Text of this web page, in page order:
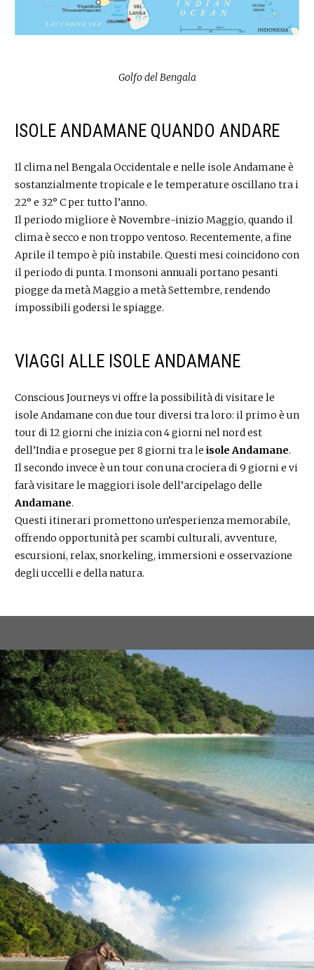
Golfo del Bengala
ISOLE ANDAMANE QUANDO ANDARE
Il clima nel Bengala Occidentale e nelle isole Andamane è
sostanzialmente tropicale e le temperature oscillano tra i
22° e 32° C per tutto l’anno.
Il periodo migliore è Novembre-inizio Maggio, quando il
clima è secco e non troppo ventoso. Recentemente, a fine
Aprile il tempo è più instabile. Questi mesi coincidono con
il periodo di punta. I monsoni annuali portano pesanti
piogge da metà Maggio a metà Settembre, rendendo
impossibili godersi le spiagge.
VIAGGI ALLE ISOLE ANDAMANE
Conscious Journeys vi offre la possibilità di visitare le
isole Andamane con due tour diversi tra loro: il primo è un
tour di 12 giorni che inizia con 4 giorni nel nord est
dell’India e prosegue per 8 giorni tra le isole Andamane.
Il secondo invece è un tour con una crociera di 9 giorni e vi
farà visitare le maggiori isole dell’arcipelago delle
Andamane.
Questi itinerari promettono un’esperienza memorabile,
offrendo opportunità per scambi culturali, avventure,
escursioni, relax, snorkeling, immersioni e osservazione
degli uccelli e della natura.